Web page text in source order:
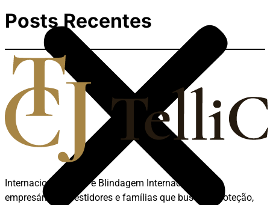
Posts Recentes
Internacionalização e Blindagem Internacional para
empresários, investidores e famílias que buscam proteção,